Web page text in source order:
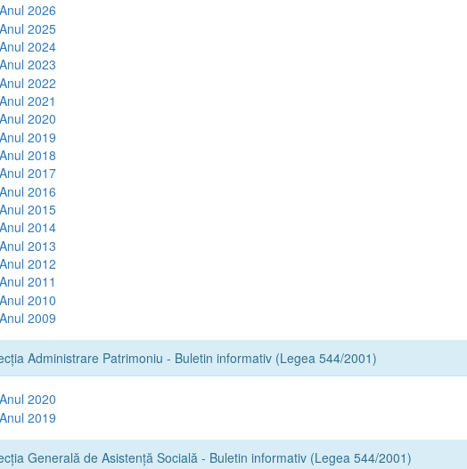
Anul 2026
Anul 2025
Anul 2024
Anul 2023
Anul 2022
Anul 2021
Anul 2020
Anul 2019
Anul 2018
Anul 2017
Anul 2016
Anul 2015
Anul 2014
Anul 2013
Anul 2012
Anul 2011
Anul 2010
Anul 2009
Administrare Patrimoniu - Buletin informativ (Legea 544/2001)
Anul 2020
Anul 2019
Generală de Asistență Socială - Buletin informativ (Legea 544/2001)